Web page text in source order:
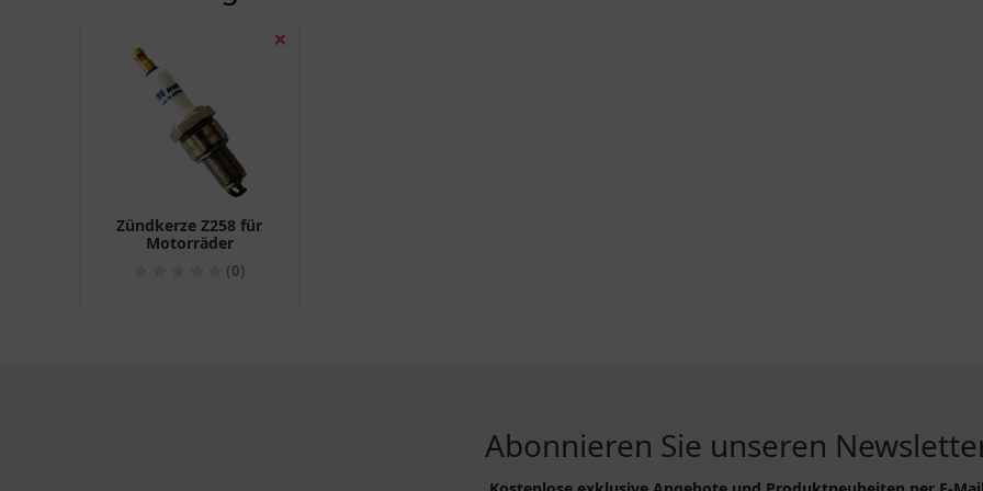
❌
Zündkerze Z258 für
Motorräder
(0)
Abonnieren Sie unseren